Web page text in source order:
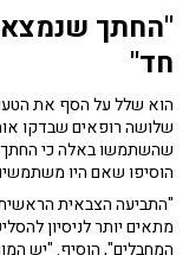
"החתך
חד"
הוא שלל על הסף את
שלושה רופאים שבדקו
שהשתמשו באלה כי
הוסיפו שאם היו
"התביעה הצבאית
מתאים יותר לניסיון